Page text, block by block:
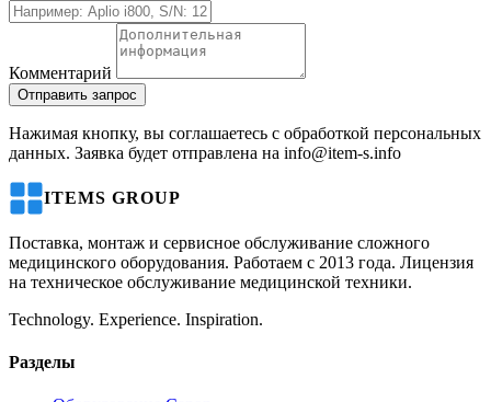
Комментарий
Отправить запрос
Нажимая кнопку, вы соглашаетесь с обработкой персональных
данных. Заявка будет отправлена на info@item-s.info
ITEMS GROUP
Поставка, монтаж и сервисное обслуживание сложного
медицинского оборудования. Работаем с 2013 года. Лицензия
на техническое обслуживание медицинской техники.
Technology. Experience. Inspiration.
Разделы